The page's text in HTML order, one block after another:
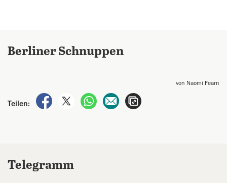
Berliner Schnuppen
von Naomi Fearn
Teilen:
auf Facebook teilen
auf X teilenper WhatsApp teilen
per E-Mail teilen
Telegramm